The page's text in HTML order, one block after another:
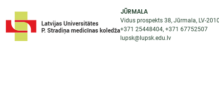
JŪRMALA
Vidus prospekts 38, Jūrmala, LV-
+371 25448404, +371 67752507
lupsk@lupsk.edu.lv